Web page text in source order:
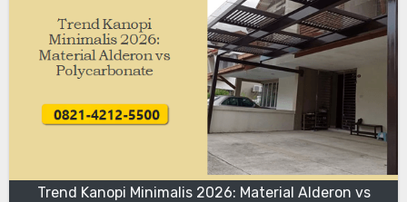
Trend Kanopi Minimalis 2026: Material Alderon vs